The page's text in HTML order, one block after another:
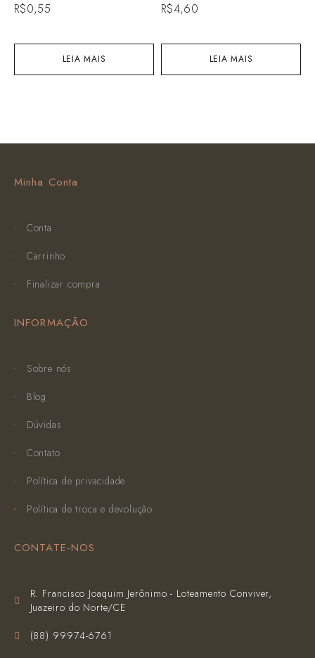
LEIA MAIS
R$0,55
LEIA MAIS
R$4,60
Minha Conta
Conta
Carrinho
Finalizar compra
INFORMAÇÃO
Sobre nós
Blog
Dúvidas
Contato
Política de privacidade
Política de troca e devolução
CONTATE-NOS
R. Francisco Joaquim Jerônimo - Loteamento Conviver,
Juazeiro do Norte/CE
(‪88) 99974-6761‬